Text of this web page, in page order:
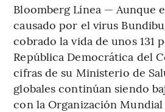
Bloomberg Línea — Aunque
causado por el virus
cobrado la vida de unos 131
República Democrática del
cifras de su Ministerio de
globales continúan siendo
con la Organización Mundial